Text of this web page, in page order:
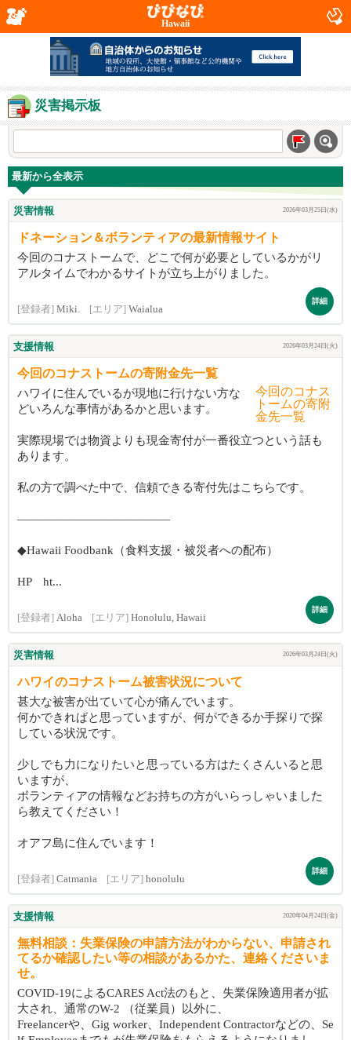
Hawaii
災害掲示板
最新から全表示
災害情報 2026年03月25日(水)
ドネーション＆ボランティアの最新情報サイト
今回のコナストームで、どこで何が必要としているかがリ
アルタイムでわかるサイトが立ち上がりました。
[登録者] Miki. [エリア] Waialua
詳細
支援情報 2026年03月24日(火)
今回のコナストームの寄附金先一覧
ハワイに住んでいるが現地に行けない方な
どいろんな事情があるかと思います。
実際現場では物資よりも現金寄付が一番役立つという話も
あります。
私の方で調べた中で、信頼できる寄付先はこちらです。
―――――――――――――
◆Hawaii Foodbank（食料支援・被災者への配布）
HP ht...
[登録者] Aloha [エリア] Honolulu, Hawaii
詳細
災害情報 2026年03月24日(火)
ハワイのコナストーム被害状況について
甚大な被害が出ていて心が痛んでいます。
何かできればと思っていますが、何ができるか手探りで探
している状況です。
少しでも力になりたいと思っている方はたくさんいると思
いますが、
ボランティアの情報などお持ちの方がいらっしゃいました
ら教えてください！
オアフ島に住んでいます！
[登録者] Catmania [エリア] honolulu
詳細
支援情報 2020年04月24日(金)
無料相談：失業保険の申請方法がわからない、申請され
てるか確認したい等の相談があるかた、連絡くださいま
せ。
COVID-19によるCARES Act法のもと、失業保険適用者が拡
大され、通常のW-2 （従業員）以外に、
Freelancerや、Gig worker、Independent Contractorなどの、Se